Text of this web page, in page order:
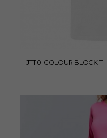
JT110-COLOUR BLOCK T